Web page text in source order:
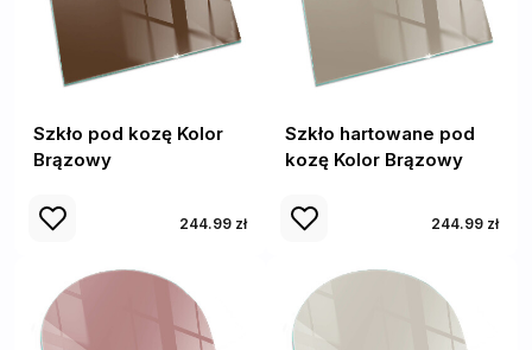
Szkło pod kozę Kolor
Brązowy
244.99 zł
Szkło hartowane pod
kozę Kolor Brązowy
244.99 zł